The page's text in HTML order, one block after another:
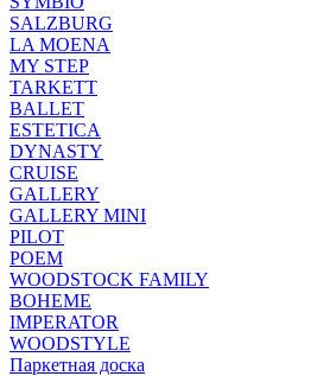
SALZBURG
LA MOENA
MY STEP
TARKETT
BALLET
ESTETICA
DYNASTY
CRUISE
GALLERY
GALLERY MINI
PILOT
POEM
WOODSTOCK FAMILY
BOHEME
IMPERATOR
WOODSTYLE
Паркетная доска